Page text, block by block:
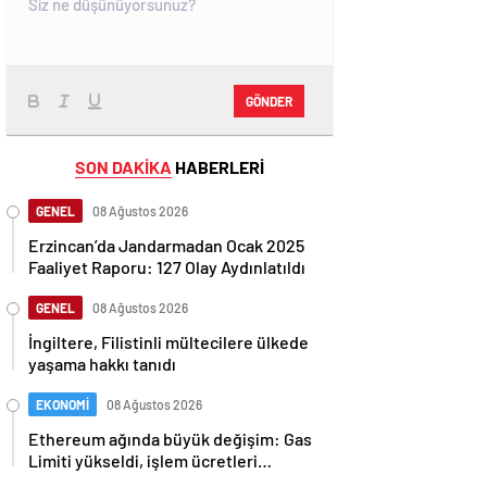
GÖNDER
SON DAKİKA HABERLERİ
GENEL 08 Ağustos 2026
Erzincan’da Jandarmadan Ocak 2025
Faaliyet Raporu: 127 Olay Aydınlatıldı
GENEL 08 Ağustos 2026
İngiltere, Filistinli mültecilere ülkede
yaşama hakkı tanıdı
EKONOMİ 08 Ağustos 2026
Ethereum ağında büyük değişim: Gas
Limiti yükseldi, işlem ücretleri